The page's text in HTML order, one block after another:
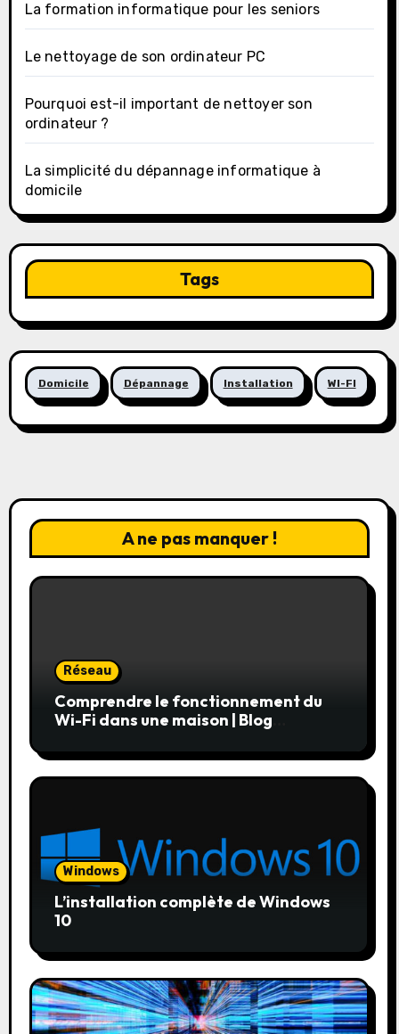
La formation informatique pour les seniors
Le nettoyage de son ordinateur PC
Pourquoi est-il important de nettoyer son
ordinateur ?
La simplicité du dépannage informatique à
domicile
Tags
Domicile Dépannage Installation WI-FI
A ne pas manquer !
Réseau
Comprendre le fonctionnement du
Wi-Fi dans une maison | Blog
informatique Yvelines et Val d’Oise ✆
01.84.17.45.36
Windows
L’installation complète de Windows
10